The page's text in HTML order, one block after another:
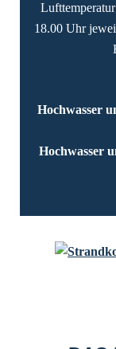
18.00 Uhr
Hochwasser
Hochwasser